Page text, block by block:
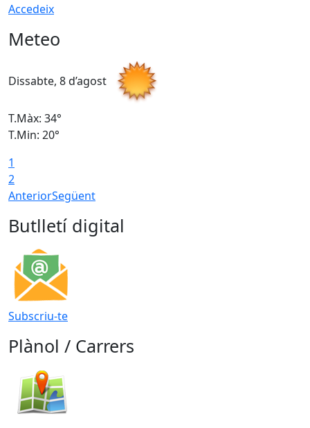
Accedeix
Meteo
Dissabte, 8 d’agost
T.Màx: 34°
T.Min: 20°
1
2
AnteriorSegüent
Butlletí digital
Subscriu-te
Plànol / Carrers